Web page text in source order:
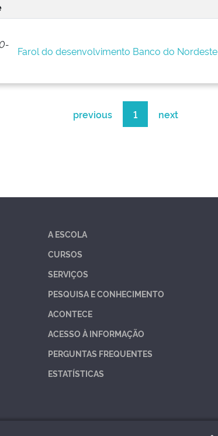
Farol do desenvolvimento Banco do Nordeste
previous 1 next
A ESCOLA
CURSOS
SERVIÇOS
PESQUISA E CONHECIMENTO
ACONTECE
ACESSO À INFORMAÇÃO
PERGUNTAS FREQUENTES
ESTATÍSTICAS